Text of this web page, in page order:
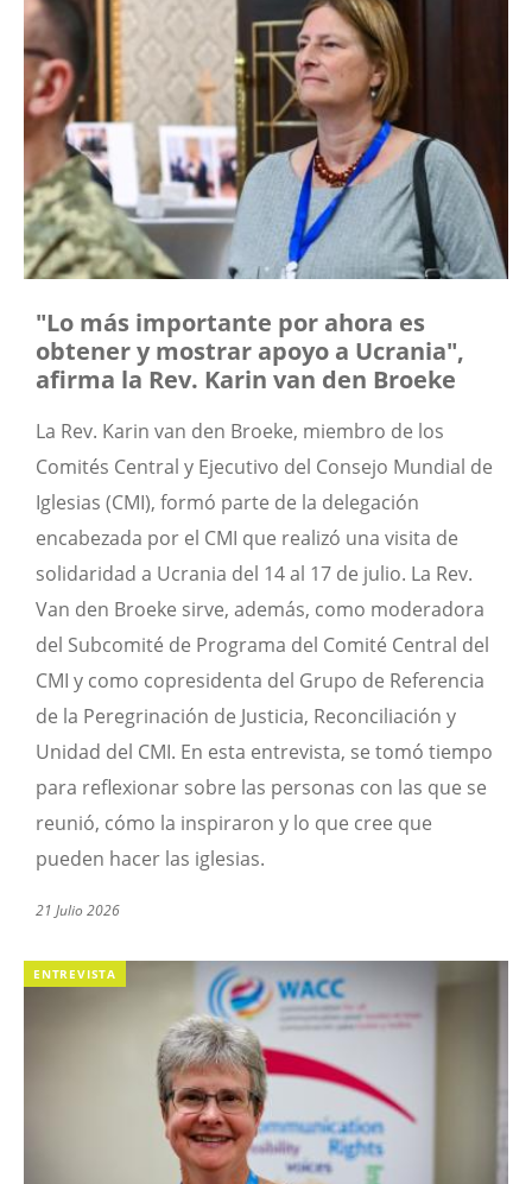
"Lo más importante por ahora es
obtener y mostrar apoyo a Ucrania",
afirma la Rev. Karin van den Broeke
La Rev. Karin van den Broeke, miembro de los
Comités Central y Ejecutivo del Consejo Mundial de
Iglesias (CMI), formó parte de la delegación
encabezada por el CMI que realizó una visita de
solidaridad a Ucrania del 14 al 17 de julio. La Rev.
Van den Broeke sirve, además, como moderadora
del Subcomité de Programa del Comité Central del
CMI y como copresidenta del Grupo de Referencia
de la Peregrinación de Justicia, Reconciliación y
Unidad del CMI. En esta entrevista, se tomó tiempo
para reflexionar sobre las personas con las que se
reunió, cómo la inspiraron y lo que cree que
pueden hacer las iglesias.
21 Julio 2026
ENTREVISTA